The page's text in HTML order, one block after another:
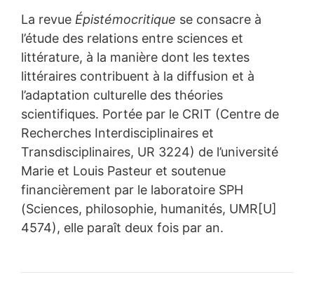
PRÉSENTATION
La revue Épistémocritique se consacre à
l’étude des relations entre sciences et
littérature, à la manière dont les textes
littéraires contribuent à la diffusion et à
l’adaptation culturelle des théories
scientifiques. Portée par le CRIT (Centre de
Recherches Interdisciplinaires et
Transdisciplinaires, UR 3224) de l’université
Marie et Louis Pasteur et soutenue
financièrement par le laboratoire SPH
(Sciences, philosophie, humanités, UMR[U]
4574), elle paraît deux fois par an.